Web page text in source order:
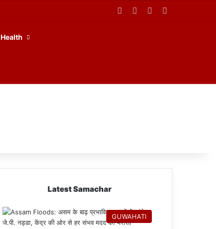
Facebook YouTube
Health
Latest Samachar
GUWAHATI